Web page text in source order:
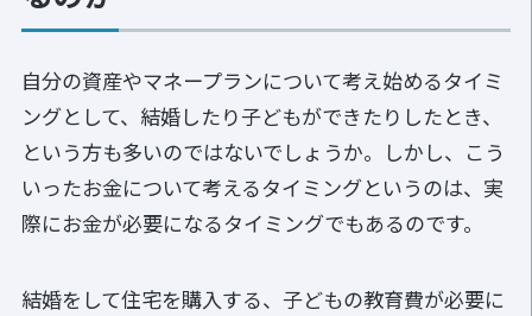
自分の資産やマネープランについて考え始めるタイミ
ングとして、結婚したり子どもができたりしたとき、
という方も多いのではないでしょうか。しかし、こう
いったお金について考えるタイミングというのは、実
際にお金が必要になるタイミングでもあるのです。
結婚をして住宅を購入する、子どもの教育費が必要に